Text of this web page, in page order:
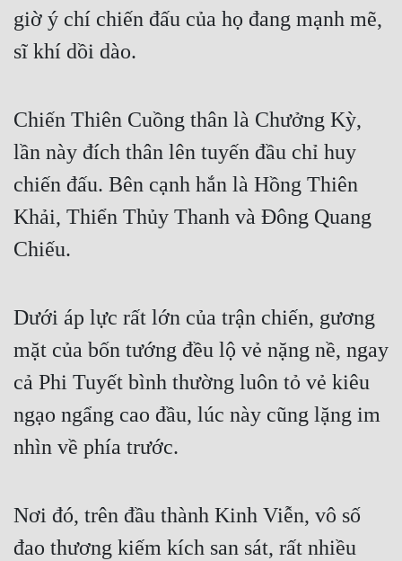
giờ ý chí chiến đấu của họ đang mạnh mẽ,
sĩ khí dồi dào.
Chiến Thiên Cuồng thân là Chưởng Kỳ,
lần này đích thân lên tuyến đầu chỉ huy
chiến đấu. Bên cạnh hắn là Hồng Thiên
Khải, Thiển Thủy Thanh và Đông Quang
Chiếu.
Dưới áp lực rất lớn của trận chiến, gương
mặt của bốn tướng đều lộ vẻ nặng nề, ngay
cả Phi Tuyết bình thường luôn tỏ vẻ kiêu
ngạo ngẩng cao đầu, lúc này cũng lặng im
nhìn về phía trước.
Nơi đó, trên đầu thành Kinh Viễn, vô số
đao thương kiếm kích san sát, rất nhiều